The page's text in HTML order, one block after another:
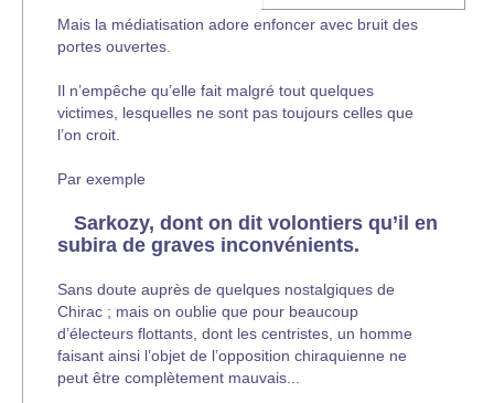
Mais la médiatisation adore enfoncer avec bruit des
portes ouvertes.
Il n’empêche qu’elle fait malgré tout quelques
victimes, lesquelles ne sont pas toujours celles que
l’on croit.
Par exemple
Sarkozy, dont on dit volontiers qu’il en
subira de graves inconvénients.
Sans doute auprès de quelques nostalgiques de
Chirac ; mais on oublie que pour beaucoup
d’électeurs flottants, dont les centristes, un homme
faisant ainsi l’objet de l’opposition chiraquienne ne
peut être complètement mauvais...